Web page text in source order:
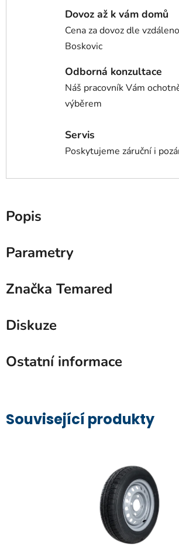
Dovoz až k vám domů
Cena za dovoz dle
Boskovic
Odborná konzultace
Náš pracovník Vám
výběrem
Servis
Poskytujeme záruční i
Popis
Parametry
Značka Temared
Diskuze
Ostatní informace
Související produkty